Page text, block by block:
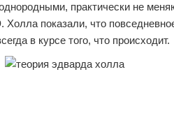
практически не
показали, что
в курсе того, что происходит.